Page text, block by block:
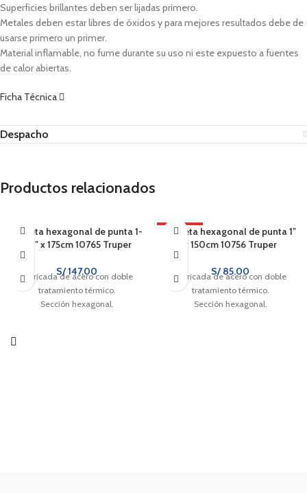
Superficies brillantes deben ser lijadas primero.
Metales deben estar libres de óxidos y para mejores resultados debe de
usarse primero un primer.
Material inflamable, no fume durante su uso ni este expuesto a fuentes
de calor abiertas.
Ficha Técnica
Despacho
Productos relacionados
Barreta hexagonal de punta 1-
1/4″ x 175cm 10765 Truper
S/147.00
Fabricada de acero con doble
tratamiento térmico.
Sección hexagonal.
CALIENTE
Barreta hexagonal de punta 1″
x 150cm 10756 Truper
S/ 85.00
Fabricada de acero con doble
tratamiento térmico.
Sección hexagonal.